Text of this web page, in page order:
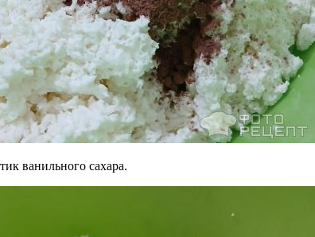
ванильного сахара.